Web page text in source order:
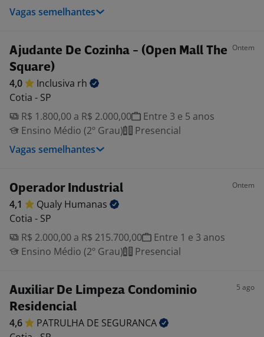
Vagas semelhantes
Ajudante De Cozinha - (Open Mall The
Square)
Ontem
4,0 Inclusiva rh
Cotia - SP
R$ 1.800,00 a R$ 2.000,00
Entre 3 e 5 anos
Ensino Médio (2º Grau)
Presencial
Vagas semelhantes
Operador Industrial Ontem
4,1 Qualy Humanas
Cotia - SP
R$ 2.000,00 a R$ 215.700,00
Entre 1 e 3 anos
Ensino Médio (2º Grau)
Presencial
Auxiliar De Limpeza Condominio
Residencial
5 ago
4,6 PATRULHA DE SEGURANCA